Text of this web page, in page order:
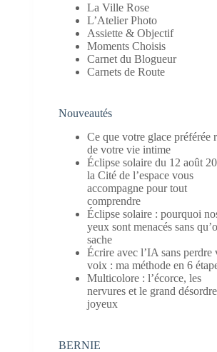
La Ville Rose
L’Atelier Photo
Assiette & Objectif
Moments Choisis
Carnet du Blogueur
Carnets de Route
Nouveautés
Ce que votre glace préférée
de votre vie intime
Éclipse solaire du 12 août
la Cité de l’espace vous
accompagne pour tout
comprendre
Éclipse solaire : pourquoi
yeux sont menacés sans
sache
Écrire avec l’IA sans perdre
voix : ma méthode en 6
Multicolore : l’écorce, les
nervures et le grand désordre
joyeux
BERNIE